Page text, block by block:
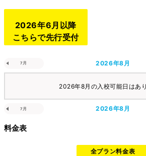
2026年6月以降
こちらで先行受付
7月 2026年8月
2026年8月の入校可能日はあ
7月 2026年8月
料金表
全プラン料金表